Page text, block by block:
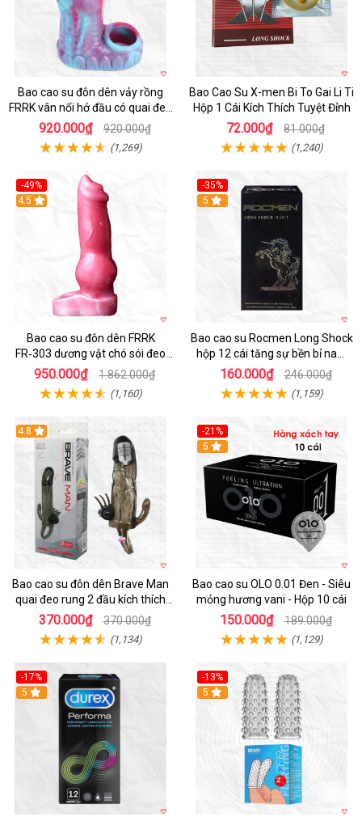
Bao cao su đôn dên vảy rồng
FRRK vân nổi hở đầu có quai đeo
bìu cao cấp
920.000₫ 920.000₫
(1,269)
Bao Cao Su X-men Bi To Gai Li Ti
Hộp 1 Cái Kích Thích Tuyệt Đỉnh
72.000₫ 81.000₫
(1,240)
-49%
4.5
Bao cao su đôn dên FRRK
FR‑303 dương vật chó sói đeo
tiện lợi cực đã
950.000₫ 1.862.000₫
(1,160)
-35%
5
Bao cao su Rocmen Long Shock
hộp 12 cái tăng sự bền bỉ nam
giới
160.000₫ 246.000₫
(1,159)
4.8
Bao cao su đôn dên Brave Man
quai đeo rung 2 đầu kích thích
mạnh
370.000₫ 370.000₫
(1,134)
-21%
Hot
5
Bao cao su OLO 0.01 Đen - Siêu
mỏng hương vani - Hộp 10 cái
150.000₫ 189.000₫
(1,129)
-17%
Hot
5
-13%
5